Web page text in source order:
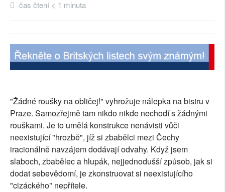
AUTOŘI
RUBRIKY
PLNÁ VERZE STRÁNEK
čas čtení < 1 minuta
"Žádné roušky na obličej!" vyhrožuje nálepka na bistru v
Praze. Samozřejmě tam nikdo nikde nechodí s žádnými
rouškami. Je to umělá konstrukce nenávisti vůči
neexistující "hrozbě", jíž si zbabělci mezi Čechy
iracionálně navzájem dodávají odvahy. Když jsem
slaboch, zbabělec a hlupák, nejjednodušší způsob, jak si
dodat sebevědomí, je zkonstruovat si neexistujícího
"cizáckého" nepřítele.